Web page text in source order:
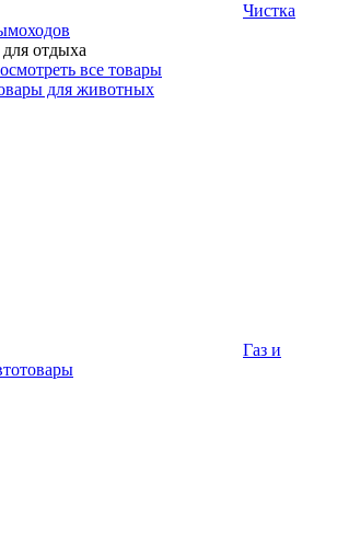
Чистка
отдыха
все товары
для животных
Газ и